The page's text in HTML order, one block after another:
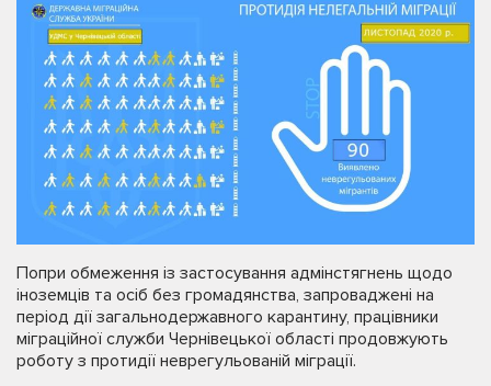
Попри обмеження із застосування адмінстягнень щодо
іноземців та осіб без громадянства, запроваджені на
період дії загальнодержавного карантину, працівники
міграційної служби Чернівецької області продовжують
роботу з протидії неврегульованій міграції.